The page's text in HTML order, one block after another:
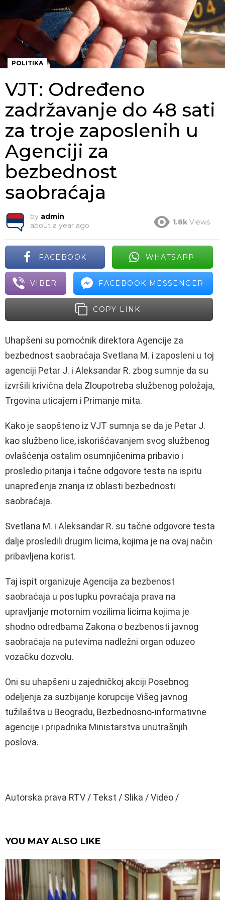
POLITIKA
VJT: Određeno
zadržavanje do 48 sati
za troje zaposlenih u
Agenciji za
bezbednost
saobraćaja
by admin
about a year ago
1.8k Views
FACEBOOK WHATSAPP
VIBER FACEBOOK MESSENGER
COPY LINK
Uhapšeni su pomoćnik direktora Agencije za
bezbednost saobraćaja Svetlana M. i zaposleni u toj
agenciji Petar J. i Aleksandar R. zbog sumnje da su
izvršili krivična dela Zloupotreba službenog položaja,
Trgovina uticajem i Primanje mita.
Kako je saopšteno iz VJT sumnja se da je Petar J.
kao službeno lice, iskorišćavanjem svog službenog
ovlašćenja ostalim osumnjičenima pribavio i
prosledio pitanja i tačne odgovore testa na ispitu
unapređenja znanja iz oblasti bezbednosti
saobraćaja.
Svetlana M. i Aleksandar R. su tačne odgovore testa
dalje prosledili drugim licima, kojima je na ovaj način
pribavljena korist.
Taj ispit organizuje Agencija za bezbenost
saobraćaja u postupku povraćaja prava na
upravljanje motornim vozilima licima kojima je
shodno odredbama Zakona o bezbenosti javnog
saobraćaja na putevima nadležni organ oduzeo
vozačku dozvolu.
Oni su uhapšeni u zajedničkoj akciji Posebnog
odeljenja za suzbijanje korupcije Višeg javnog
tužilaštva u Beogradu, Bezbednosno-informativne
agencije i pripadnika Ministarstva unutrašnjih
poslova.
Autorska prava RTV / Tekst / Slika / Video /
YOU MAY ALSO LIKE